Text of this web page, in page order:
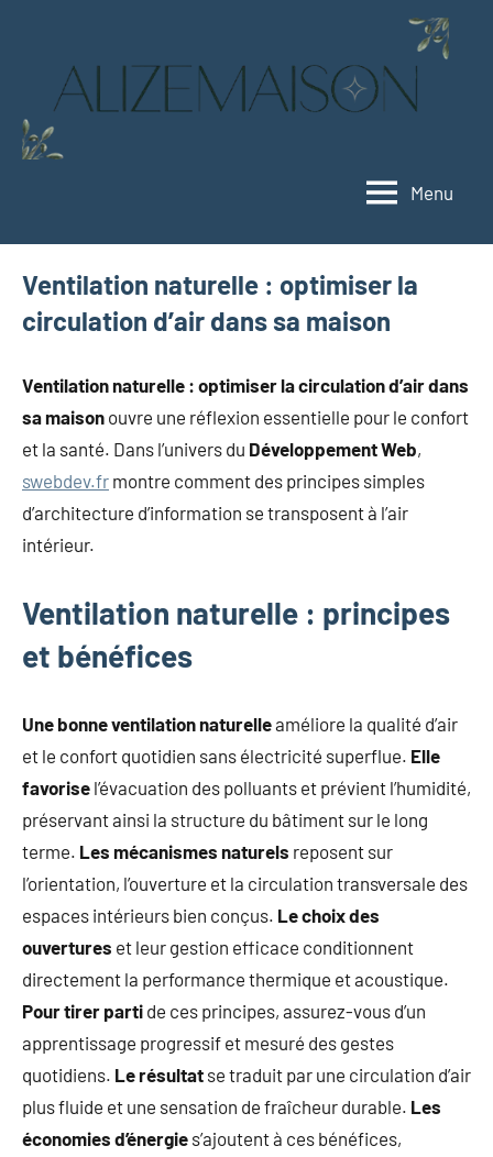
vert
Menu
Ventilation naturelle : optimiser la
circulation d’air dans sa maison
Ventilation naturelle : optimiser la circulation d’air dans
sa maison ouvre une réflexion essentielle pour le confort
et la santé. Dans l’univers du Développement Web,
swebdev.fr montre comment des principes simples
d’architecture d’information se transposent à l’air
intérieur.
Ventilation naturelle : principes
et bénéfices
Une bonne ventilation naturelleaméliore la qualité d’air
et le confort quotidien sans électricité superflue. Elle
favorise l’évacuation des polluants et prévient l’humidité,
préservant ainsi la structure du bâtiment sur le long
terme. Les mécanismes naturels reposent sur
l’orientation, l’ouverture et la circulation transversale des
espaces intérieurs bien conçus. Le choix des
ouvertures et leur gestion efficace conditionnent
directement la performance thermique et acoustique.
Pour tirer parti de ces principes, assurez-vous d’un
apprentissage progressif et mesuré des gestes
quotidiens. Le résultat se traduit par une circulation d’air
plus fluide et une sensation de fraîcheur durable. Les
économies d’énergie s’ajoutent à ces bénéfices,